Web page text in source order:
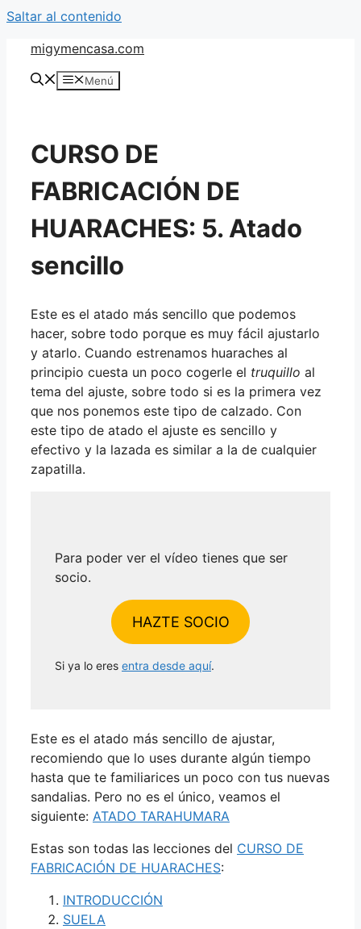
Saltar al contenido
migymencasa.com
Menú
CURSO DE
FABRICACIÓN DE
HUARACHES: 5. Atado
sencillo
Este es el atado más sencillo que podemos
hacer, sobre todo porque es muy fácil ajustarlo
y atarlo. Cuando estrenamos huaraches al
principio cuesta un poco cogerle el truquillo al
tema del ajuste, sobre todo si es la primera vez
que nos ponemos este tipo de calzado. Con
este tipo de atado el ajuste es sencillo y
efectivo y la lazada es similar a la de cualquier
zapatilla.
Para poder ver el vídeo tienes que ser
socio.
HAZTE SOCIO
Si ya lo eres entra desde aquí.
Este es el atado más sencillo de ajustar,
recomiendo que lo uses durante algún tiempo
hasta que te familiarices un poco con tus nuevas
sandalias. Pero no es el único, veamos el
siguiente: ATADO TARAHUMARA
Estas son todas las lecciones del CURSO DE
FABRICACIÓN DE HUARACHES:
INTRODUCCIÓN
SUELA